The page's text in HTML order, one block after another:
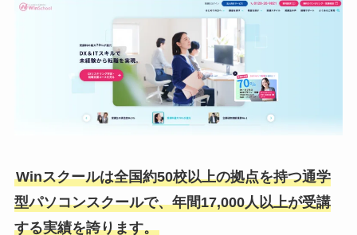
Winスクールは全国約50校以上の拠点を持つ通学
型パソコンスクールで、年間17,000人以上が受講
する実績を誇ります。